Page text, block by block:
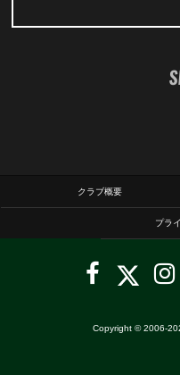
クラブ概要
プラ
Copyright © 2006-